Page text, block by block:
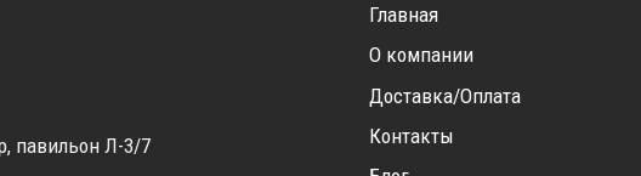
павильон Л-3/7
Главная
О компании
Доставка/Оплата
Контакты